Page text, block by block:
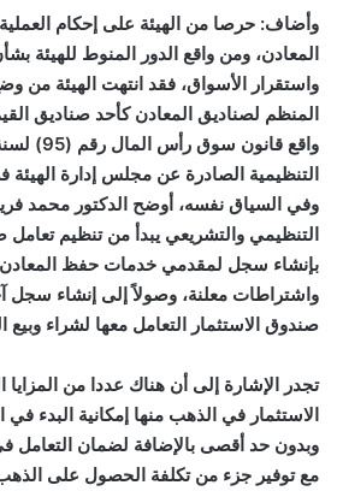
وأضاف: حرصا من الهيئة على إحكام
المعادن، ومن واقع الدور المنوط للهيئة
واستقرار الأسواق، فقد انتهت الهيئة من
المنظم لصناديق المعادن كأحد صناديق
التنظيمية الصادرة عن مجلس إدارة الهيئة
وفي السياق نفسه، أوضح الدكتور محمد
التنظيمي والتشريعي يبدأ من تنظيم تعامل
بإنشاء سجل لمقدمي خدمات حفظ
واشتراطات معلنة، وصولاً إلى إنشاء سجل
صندوق الاستثمار التعامل معها لشراء وبيع
تجدر الإشارة إلى أن هناك عددا من
الاستثمار في الذهب منها إمكانية البدء في
وبدون حد أقصى بالإضافة لضمان
مع توفير جزء من تكلفة الحصول على